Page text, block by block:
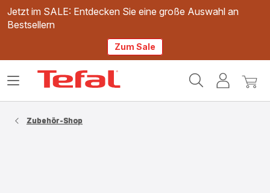
Jetzt im SALE: Entdecken Sie eine große Auswahl an
Bestsellern
Zum Sale
Mein
Mein
Das
Zubehör-Shop